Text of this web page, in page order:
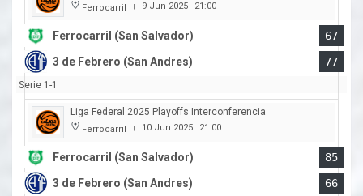
Ferrocarril | 9 Jun 2025 21:00
Ferrocarril (San Salvador)
67
3 de Febrero (San Andres)
77
Serie 1-1
Liga Federal 2025 Playoffs Interconferencia
Ferrocarril | 10 Jun 2025 21:00
Ferrocarril (San Salvador)
85
3 de Febrero (San Andres)
66